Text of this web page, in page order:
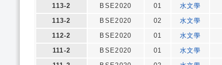
113-2
BSE2020 01
水文學
113-2
BSE2020 02
水文學
112-2
BSE2020 01
水文學
111-2
BSE2020 01
水文學